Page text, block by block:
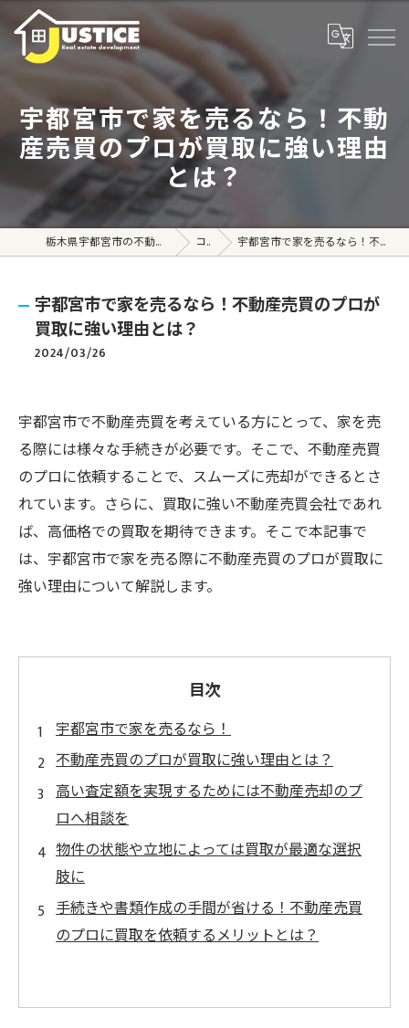
宇都宮市で家を売るなら！不動
産売買のプロが買取に強い理由
とは？
栃木県宇都宮市の不動産売買なら株式会社ジャスティス コラム 宇都宮市で家を売るなら！不動産売買のプロが買取に強い理由とは？
宇都宮市で家を売るなら！不動産売買のプロが
買取に強い理由とは？
2024/03/26
宇都宮市で不動産売買を考えている方にとって、家を売
る際には様々な手続きが必要です。そこで、不動産売買
のプロに依頼することで、スムーズに売却ができるとさ
れています。さらに、買取に強い不動産売買会社であれ
ば、高価格での買取を期待できます。そこで本記事で
は、宇都宮市で家を売る際に不動産売買のプロが買取に
強い理由について解説します。
目次
宇都宮市で家を売るなら！
不動産売買のプロが買取に強い理由とは？
高い査定額を実現するためには不動産売却のプ
ロへ相談を
物件の状態や立地によっては買取が最適な選択
肢に
手続きや書類作成の手間が省ける！不動産売買
のプロに買取を依頼するメリットとは？